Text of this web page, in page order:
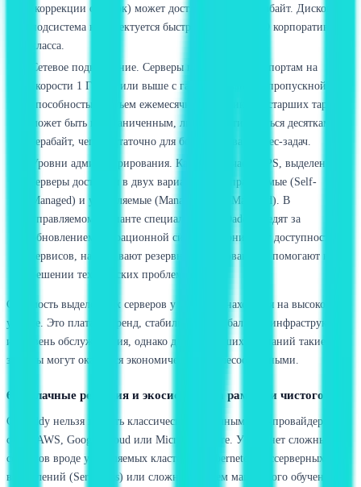
(коррекции ошибок) может достигать сотен гигабайт. Дисковая
подсистема комплектуется быстрыми NVMe SSD корпоративного
класса.
Сетевое подключение. Серверы подключаются к портам на
скорости 1 Гбит/с или выше с гарантированной пропускной
способностью. Объем ежемесячного трафика на старших тарифах
может быть неограниченным, либо лимитироваться десятками
терабайт, чего достаточно для большинства бизнес-задач.
Уровни администрирования. Как и в случае с VPS, выделенные
серверы доступны в двух вариантах: неуправляемые (Self-
Managed) и управляемые (Managed/Fully-Managed). В
управляемом варианте специалисты GoDaddy следят за
обновлением операционной системы, мониторят доступность
сервисов, настраивают резервное копирование и помогают в
решении технических проблем.
Стоимость выделенных серверов у GoDaddy находится на высоком
уровне. Это плата за бренд, стабильность глобальной инфраструктуры
и уровень обслуживания, однако для небольших компаний такие
затраты могут оказаться экономически нецелесообразными.
6. Облачные решения и экосистема: за рамками чистого IaaS
GoDaddy нельзя назвать классическим облачным IaaS-провайдером в
стиле AWS, Google Cloud или Microsoft Azure. У них нет сложных
сервисов вроде управляемых кластеров Kubernetes, бессерверных
вычислений (Serverless) или сложных систем машинного обучения.